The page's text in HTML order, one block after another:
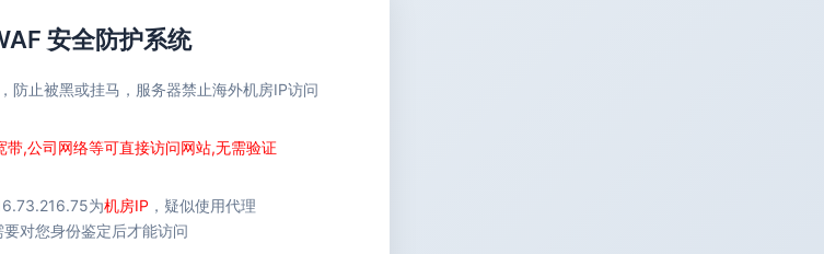
安全防护系统
防止被黑或挂马，服务器禁止海外机房IP访问
带,公司网络等可直接访问网站,无需验证
为机房IP ，疑似使用代理
要对您身份鉴定后才能访问